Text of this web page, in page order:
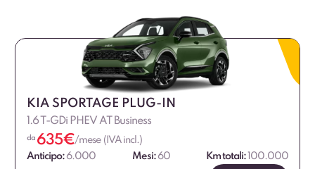
KIA SPORTAGE PLUG-IN
1.6 T-GDi PHEV AT Business
da 635€/mese (IVA incl.)
Anticipo: 6.000 Mesi: 60 Km totali: 100.000